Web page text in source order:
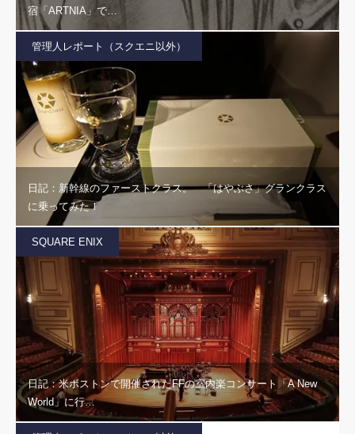
宿「ARTNIA」で…
管理人レポート（スクエニ以外）
日記：新幹線のファーストクラス。 「はやぶさ」グランクラス
に乗ってみた！
SQUARE ENIX
日記：米ボストンで開催されたFFの室内楽コンサート「A New
World」に行…